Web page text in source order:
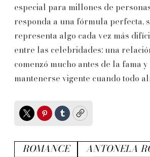
especial para millones de
responda a una fórmula perfecta,
representa algo cada vez más
entre las celebridades: una
comenzó mucho antes de la fama
mantenerse vigente cuando todo
TwitterPinterest
TumblrCopy
ROMANCE
ANTONELA